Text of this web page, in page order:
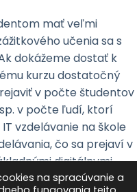
mať veľmi
učenia sa s
dokážeme dostať k
kurzu dostatočný
v počte študentov
v počte ľudí, ktorí
vzdelávanie na škole
čo sa prejaví v
digitálnymi
na spracúvanie a